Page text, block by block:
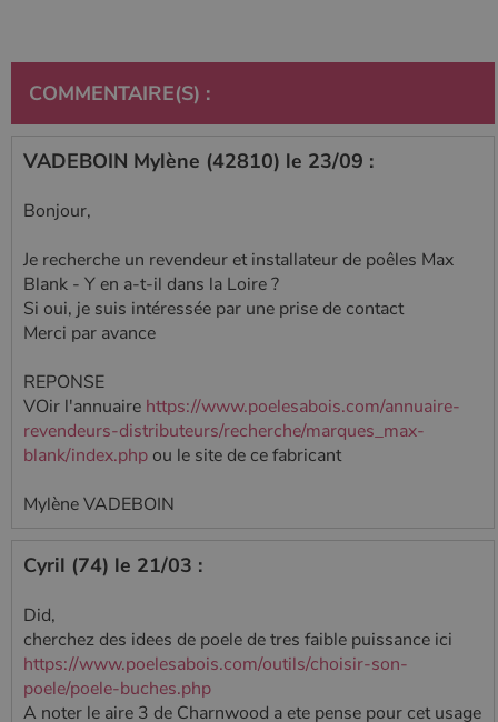
COMMENTAIRE(S) :
VADEBOIN Mylène (42810) le 23/09 :
Bonjour,
Je recherche un revendeur et installateur de poêles Max
Blank - Y en a-t-il dans la Loire ?
Si oui, je suis intéressée par une prise de contact
Merci par avance
REPONSE
VOir l'annuaire https://www.poelesabois.com/annuaire-
revendeurs-distributeurs/recherche/marques_max-
blank/index.php ou le site de ce fabricant
Mylène VADEBOIN
Cyril (74) le 21/03 :
Did,
cherchez des idees de poele de tres faible puissance ici
https://www.poelesabois.com/outils/choisir-son-
poele/poele-buches.php
A noter le aire 3 de Charnwood a ete pense pour cet usage